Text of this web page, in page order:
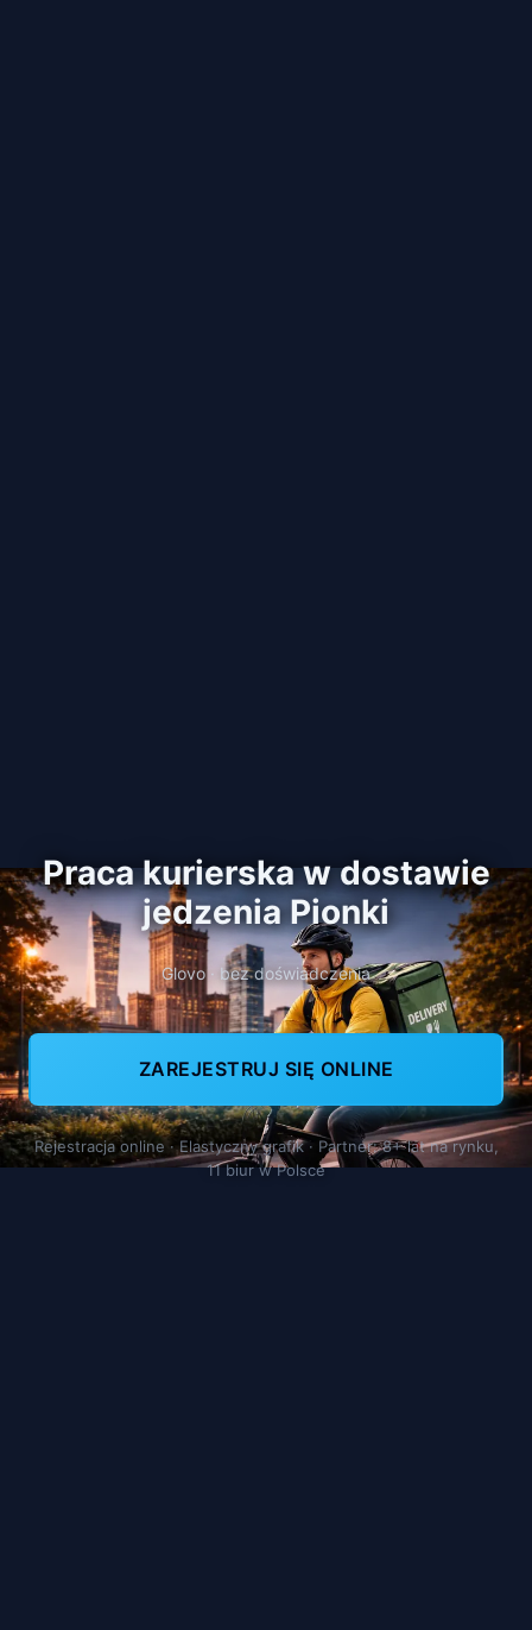
Praca kurierska w dostawie
jedzenia Pionki
Glovo · bez doświadczenia
ZAREJESTRUJ SIĘ ONLINE
Rejestracja online · Elastyczny grafik · Partner: 8+ lat na rynku,
11 biur w Polsce